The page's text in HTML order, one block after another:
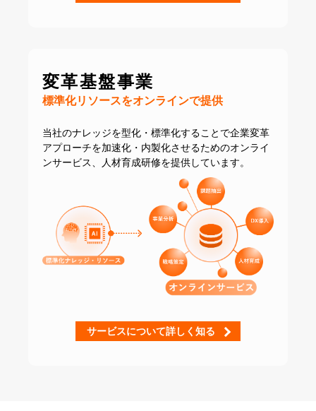
変革基盤事業
標準化リソースをオンラインで提供
当社のナレッジを型化・標準化することで企業変革
アプローチを加速化・内製化させるためのオンライ
ンサービス、人材育成研修を提供しています。
サービスについて詳しく知る